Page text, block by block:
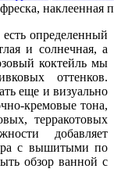
наклеенная
определенный
и солнечная, а
коктейль мы
оттенков.
еще и визуально
кремовые тона,
терракотовых
добавляет
с вышитыми по
обзор ванной с